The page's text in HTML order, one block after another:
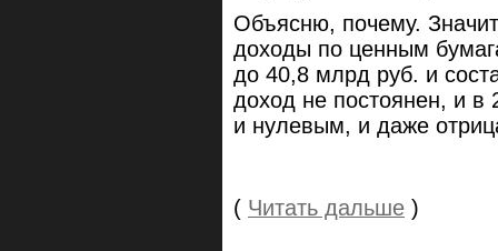
Объясню, почему.
доходы по ценным
до 40,8 млрд руб. и
доход не постоянен, и
и нулевым, и даже
( Читать дальше )